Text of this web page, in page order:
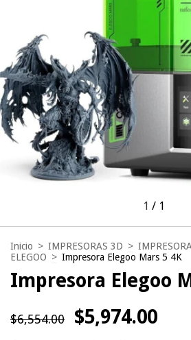
1 / 1
Inicio > IMPRESORAS 3D >
ELEGOO > Impresora Elegoo Mars 5 4K
Impresora Elegoo
$6,554.00 $5,974.00